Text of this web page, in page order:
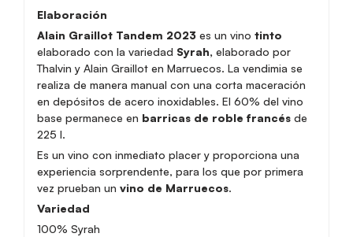
Elaboración
Alain Graillot Tandem 2023es un vino tinto
elaborado con la variedad Syrah, elaborado por
Thalvin y Alain Graillot en Marruecos. La vendimia se
realiza de manera manual con una corta maceración
en depósitos de acero inoxidables. El 60% del vino
base permanece en barricas de roble francésde
225 l.
Es un vino con inmediato placer y proporciona una
experiencia sorprendente, para los que por primera
vez prueban un vino de Marruecos.
Variedad
100% Syrah